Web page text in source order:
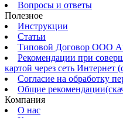
Вопросы и ответы
Полезное
Инструкции
Статьи
Типовой Договор ООО
Рекомендации при
картой через сеть Интернет
Согласие на обработку
Общие
Компания
О нас